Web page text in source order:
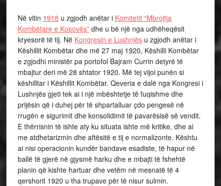
Në vitin 1918 u zgjodh anëtar i Komitetit “Mbrojtja
Kombëtare e Kosovës”dhe u bë një nga udhëheqësit
kryesorë të tij. Në Kongresin e Lushnjësu zgjodh anëtar i
Këshillit Kombëtar dhe më 27 maj 1920, Këshilli Kombëtar
e zgjodhi ministër pa portofol Bajram Currin detyrë të
mbajtur deri më 28 shtator 1920. Më tej vijoi punën si
këshilltar i Këshillit Kombëtar. Qeveria e dalë nga Kongresi i
Lushnjës gjeti tek ai i një mbështetje të fuqishme dhe
prijësin që i duhej për të shpartalluar çdo pengesë në
rrugën e sigurimit dhe konsolidimit të pavarësisë së vendit.
E thërrisnin të ishte aty ku situata ishte më kritike, dhe ai
me atdhetarizmin dhe aftësitë e tij e normalizonte. Kështu
ai nisi operacionin kundër bandave esadiste, të hapur në
ballë të gjerë në gjysmë harku dhe e mbajti të fshehtë
planin që kishte hartuar dhe vetëm në mesnatë të 4
qershorit 1920 u tha trupave për të nisur sulmin.